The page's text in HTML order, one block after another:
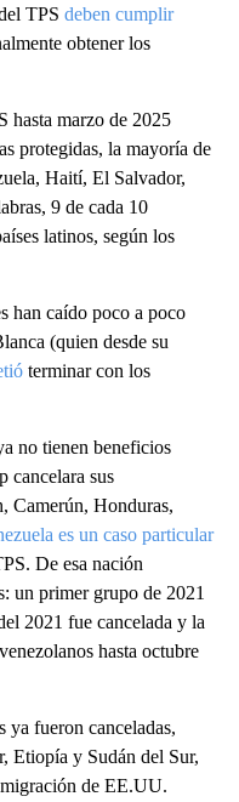
TPS deben cumplir
obtener los
hasta marzo de 2025
protegidas, la mayoría de
Haití, El Salvador,
9 de cada 10
latinos, según los
han caído poco a poco
(quien desde su
terminar con los
no tienen beneficios
cancelara sus
Camerún, Honduras,
es un caso particular
De esa nación
un primer grupo de 2021
2021 fue cancelada y la
hasta octubre
ya fueron canceladas,
Etiopía y Sudán del Sur,
de EE.UU.